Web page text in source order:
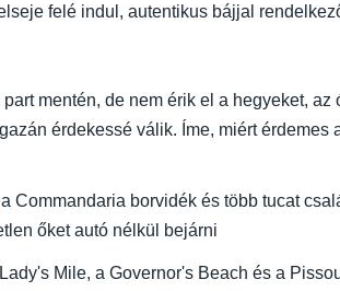
felé indul, autentikus bájjal
mentén, de nem érik el a hegyeket, az
érdekessé válik. Íme, miért érdemes
Commandaria borvidék és több tucat
őket autó nélkül bejárni
Mile, a Governor's Beach és a